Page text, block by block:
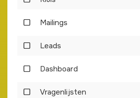
Mailings
Leads
Dashboard
Vragenlijsten